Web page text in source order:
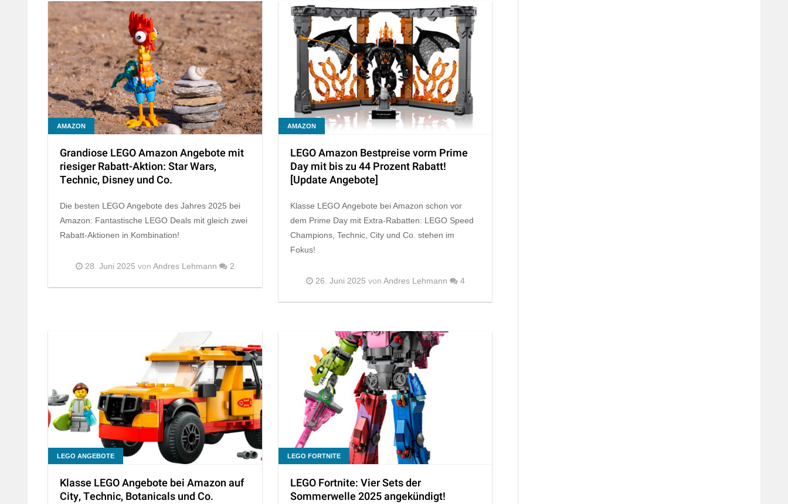
AMAZON
Grandiose LEGO Amazon Angebote mit
riesiger Rabatt-Aktion: Star Wars,
Technic, Disney und Co.
Die besten LEGO Angebote des Jahres 2025 bei
Amazon: Fantastische LEGO Deals mit gleich zwei
Rabatt-Aktionen in Kombination!
28. Juni 2025 von Andres Lehmann 2
AMAZON
LEGO Amazon Bestpreise vorm Prime
Day mit bis zu 44 Prozent Rabatt!
[Update Angebote]
Klasse LEGO Angebote bei Amazon schon vor
dem Prime Day mit Extra-Rabatten: LEGO Speed
Champions, Technic, City und Co. stehen im
Fokus!
26. Juni 2025 von Andres Lehmann 4
LEGO ANGEBOTE
Klasse LEGO Angebote bei Amazon auf
City, Technic, Botanicals und Co.
LEGO FORTNITE
LEGO Fortnite: Vier Sets der
Sommerwelle 2025 angekündigt!